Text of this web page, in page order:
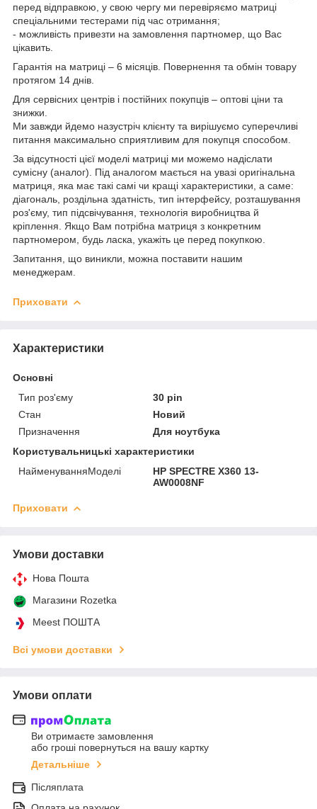
перед відправкою, у свою чергу ми перевіряємо матриці
спеціальними тестерами під час отримання;
- можливість привезти на замовлення партномер, що Вас
цікавить.
Гарантія на матриці – 6 місяців. Повернення та обмін товару
протягом 14 днів.
Для сервісних центрів і постійних покупців – оптові ціни та
знижки.
Ми завжди йдемо назустріч клієнту та вирішуємо суперечливі
питання максимально сприятливим для покупця способом.
За відсутності цієї моделі матриці ми можемо надіслати
сумісну (аналог). Під аналогом мається на увазі оригінальна
матриця, яка має такі самі чи кращі характеристики, а саме:
діагональ, роздільна здатність, тип інтерфейсу, розташування
роз'єму, тип підсвічування, технологія виробництва й
кріплення. Якщо Вам потрібна матриця з конкретним
партномером, будь ласка, укажіть це перед покупкою.
Запитання, що виникли, можна поставити нашим
менеджерам.
Приховати
Характеристики
Основні
Тип роз'єму
30 pin
Стан
Новий
Призначення
Для ноутбука
Користувальницькі характеристики
НайменуванняМоделі
HP SPECTRE X360 13-
AW0008NF
Приховати
Умови доставки
Нова Пошта
Магазини Rozetka
Meest ПОШТА
Всі умови доставки
Умови оплати
Ви отримаєте замовлення
або гроші повернуться на вашу картку
Детальніше
Післяплата